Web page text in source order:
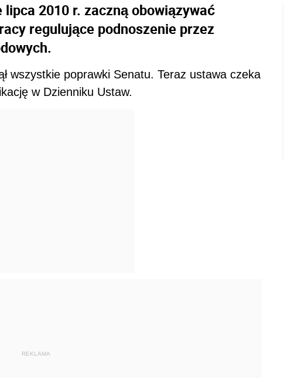
2010 r. zaczną obowiązywać
regulujące podnoszenie przez
wszystkie poprawki Senatu. Teraz ustawa czeka
w Dzienniku Ustaw.